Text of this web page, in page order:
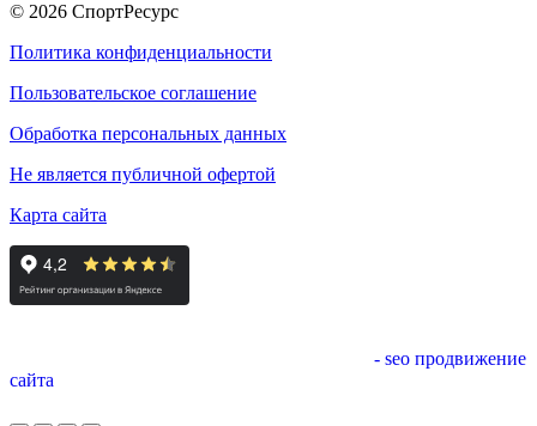
© 2026 СпортРесурс
Политика конфиденциальности
Пользовательское соглашение
Обработка персональных данных
Не является публичной офертой
Карта сайта
- seo продвижение
сайта